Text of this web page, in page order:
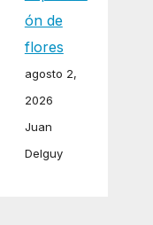
ón de
flores
agosto 2,
2026
Juan
Delguy